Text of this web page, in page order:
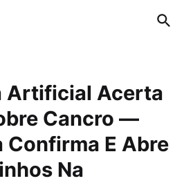
Artificial Acerta
Cancro —
Confirma E Abre
Na